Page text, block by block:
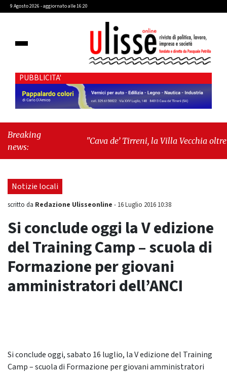
9 Agosto 2026 - aggiornato alle 16:20
PUBBLICITA'
Breaking
news:
"Cava de’ Tirreni, la Villa Vecchia oltre i
Notizie locali
scritto da Redazione Ulisseonline - 16 Luglio 2016 10:38
Si conclude oggi la V edizione
del Training Camp – scuola di
Formazione per giovani
amministratori dell’ANCI
Si conclude oggi, sabato 16 luglio, la V edizione del Training
Camp – scuola di Formazione per giovani amministratori